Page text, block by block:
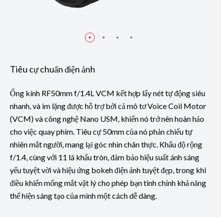
Tiêu cự chuẩn điện ảnh
Ống kính RF50mm f/1.4L VCM kết hợp lấy nét tự động siêu
nhanh, và im lặng được hỗ trợ bởi cả mô tơ Voice Coil Motor
(VCM) và công nghệ Nano USM, khiến nó trở nên hoàn hảo
cho việc quay phim. Tiêu cự 50mm của nó phản chiếu tự
nhiên mắt người, mang lại góc nhìn chân thực. Khẩu độ rộng
f/1.4, cùng với 11 lá khẩu tròn, đảm bảo hiệu suất ánh sáng
yếu tuyệt vời và hiệu ứng bokeh điện ảnh tuyệt đẹp, trong khi
điều khiển mống mắt vật lý cho phép bạn tinh chỉnh khả năng
thể hiện sáng tạo của mình một cách dễ dàng.